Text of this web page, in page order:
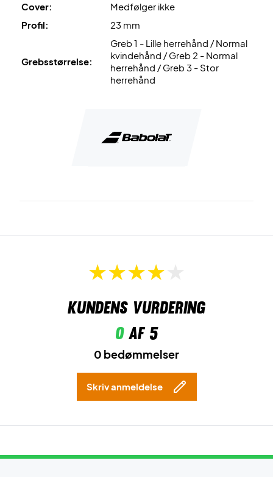
Cover:
Medfølger ikke
Profil:
23 mm
Grebsstørrelse:
Greb 1 - Lille herrehånd / Normal
kvindehånd / Greb 2 - Normal
herrehånd / Greb 3 - Stor
herrehånd
Kundens vurdering
0af 5
0 bedømmelser
Skriv anmeldelse